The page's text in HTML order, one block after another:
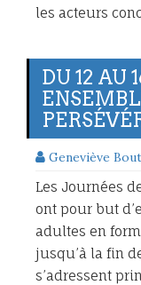
les acteurs
DU 12 AU
Geneviève
Les Journées
ont pour but
adultes en
jusqu’à la fin
s’adressent